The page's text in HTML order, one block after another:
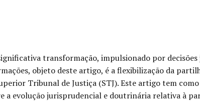
transformação, impulsionado por decisões
objeto deste artigo, é a flexibilização da
Tribunal de Justiça (STJ). Este artigo tem
a evolução jurisprudencial e doutrinária relativa à